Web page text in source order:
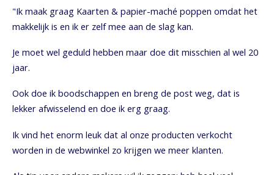
"Ik maak graag Kaarten & papier-maché poppen omdat het
makkelijk is en ik er zelf mee aan de slag kan.
Je moet wel geduld hebben maar doe dit misschien al wel 20
jaar.
Ook doe ik boodschappen en breng de post weg, dat is
lekker afwisselend en doe ik erg graag.
Ik vind het enorm leuk dat al onze producten verkocht
worden in de webwinkel zo krijgen we meer klanten.